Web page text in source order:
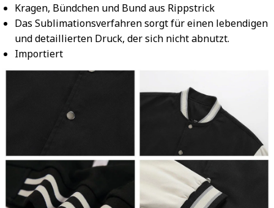
Kragen, Bündchen und Bund aus Rippstrick
Das Sublimationsverfahren sorgt für einen lebendigen
und detaillierten Druck, der sich nicht abnutzt.
Importiert